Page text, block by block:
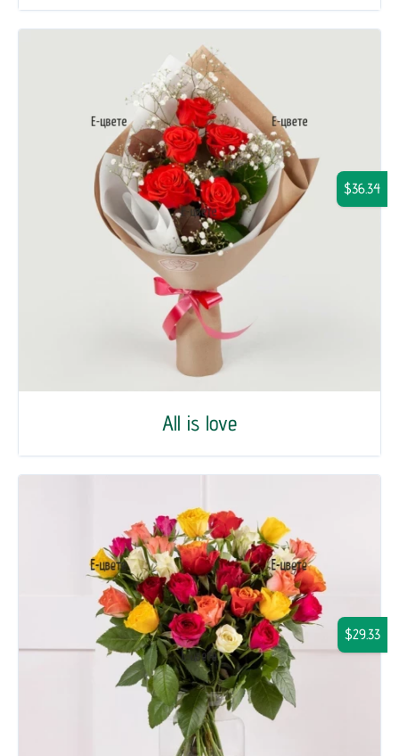
All is love
$36.34
$29.33